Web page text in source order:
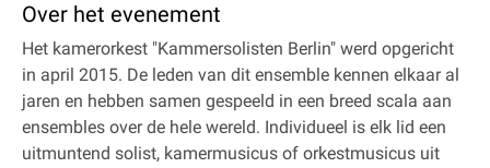
Over het evenement
Het kamerorkest "Kammersolisten Berlin" werd opgericht
in april 2015. De leden van dit ensemble kennen elkaar al
jaren en hebben samen gespeeld in een breed scala aan
ensembles over de hele wereld. Individueel is elk lid een
uitmuntend solist, kamermusicus of orkestmusicus uit